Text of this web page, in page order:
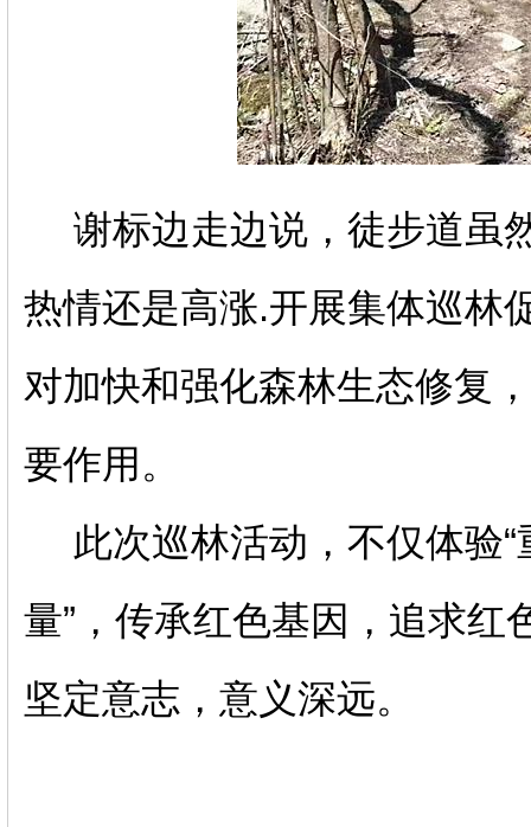
谢标边走边说，徒步道虽
热情还是高涨.开展集体巡林
对加快和强化森林生态修复
要作用。
此次巡林活动，不仅体验
量”，传承红色基因，追求红
坚定意志，意义深远。